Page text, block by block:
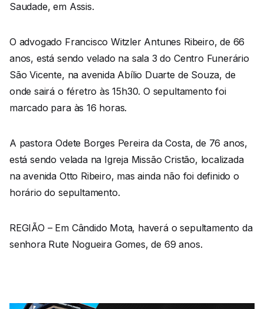
Saudade, em Assis.
O advogado Francisco Witzler Antunes Ribeiro, de 66
anos, está sendo velado na sala 3 do Centro Funerário
São Vicente, na avenida Abílio Duarte de Souza, de
onde sairá o féretro às 15h30. O sepultamento foi
marcado para às 16 horas.
A pastora Odete Borges Pereira da Costa, de 76 anos,
está sendo velada na Igreja Missão Cristão, localizada
na avenida Otto Ribeiro, mas ainda não foi definido o
horário do sepultamento.
REGIÃO – Em Cândido Mota, haverá o sepultamento da
senhora Rute Nogueira Gomes, de 69 anos.